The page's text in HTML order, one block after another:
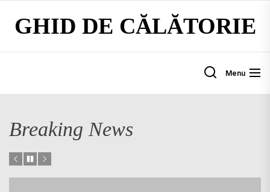
content
GHID DE CĂLĂTORIE
Menu
Breaking News